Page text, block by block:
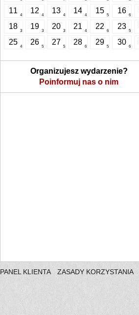
11
4
12
4
13
4
14
4
15
5
16
6
18
3
19
3
20
3
21
4
22
6
23
5
25
4
26
5
27
5
28
6
29
5
30
6
Organizujesz wydarzenie?
Poinformuj nas o nim
PANEL KLIENTA ZASADY KORZYSTANIA